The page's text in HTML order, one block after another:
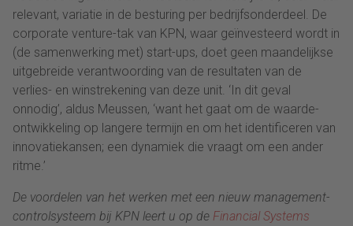
relevant, variatie in de besturing per bedrijfsonderdeel. De
corporate venture-tak van KPN, waar geïnvesteerd wordt in
(de samenwerking met) start-ups, doet geen maandelijkse
uitgebreide verantwoording van de resultaten van de
verlies- en winstrekening van deze unit. ‘In dit geval
onnodig’, aldus Meussen, ‘want het gaat om de waarde-
ontwikkeling op langere termijn en om het identificeren van
innovatiekansen; een dynamiek die vraagt om een ander
ritme.’
De voordelen van het werken met een nieuw management-
controlsysteem bij KPN leert u op de Financial Systems